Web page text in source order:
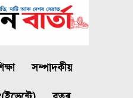
সম্পাদকীয়